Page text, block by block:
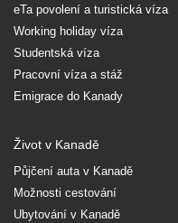
eTa povolení a turistická víza
Working holiday víza
Studentská víza
Pracovní víza a stáž
Emigrace do Kanady
Život v Kanadě
Půjčení auta v Kanadě
Možnosti cestování
Ubytování v Kanadě